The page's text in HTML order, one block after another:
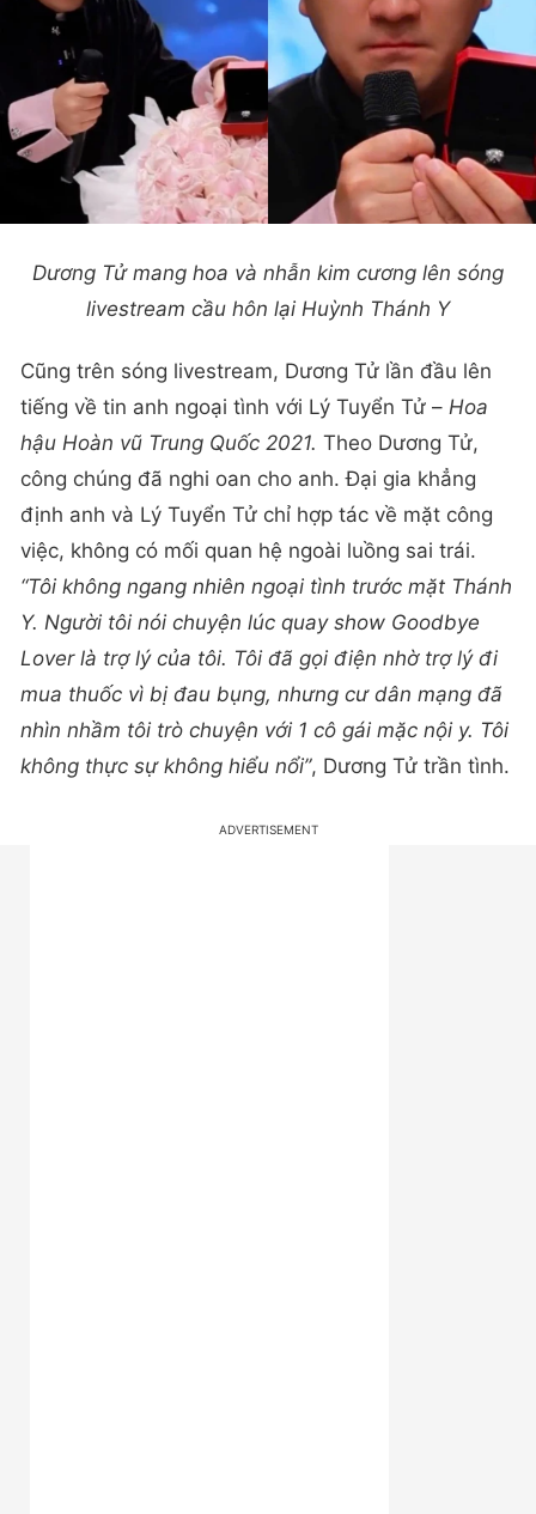
Dương Tử mang hoa và nhẫn kim cương lên sóng
livestream cầu hôn lại Huỳnh Thánh Y
Cũng trên sóng livestream, Dương Tử lần đầu lên
tiếng về tin anh ngoại tình với Lý Tuyển Tử – Hoa
hậu Hoàn vũ Trung Quốc 2021. Theo Dương Tử,
công chúng đã nghi oan cho anh. Đại gia khẳng
định anh và Lý Tuyển Tử chỉ hợp tác về mặt công
việc, không có mối quan hệ ngoài luồng sai trái.
“Tôi không ngang nhiên ngoại tình trước mặt Thánh
Y. Người tôi nói chuyện lúc quay show Goodbye
Lover là trợ lý của tôi. Tôi đã gọi điện nhờ trợ lý đi
mua thuốc vì bị đau bụng, nhưng cư dân mạng đã
nhìn nhầm tôi trò chuyện với 1 cô gái mặc nội y. Tôi
không thực sự không hiểu nổi”, Dương Tử trần tình.